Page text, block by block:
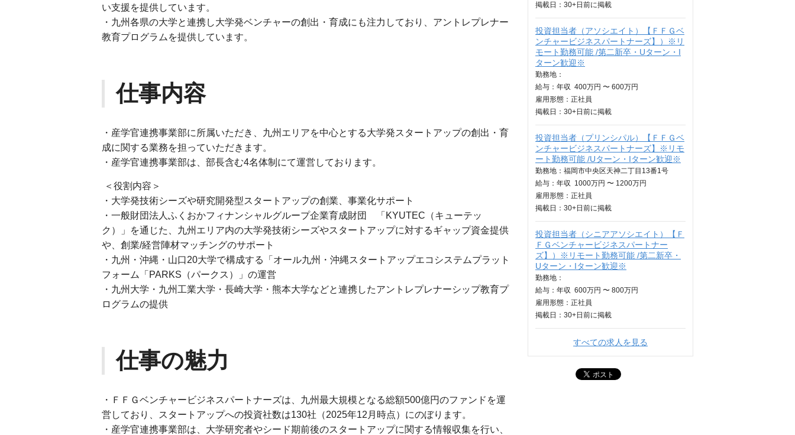
い支援を提供しています。
・九州各県の大学と連携し大学発ベンチャーの創出・育成にも注力しており、アントレプレナー
教育プログラムを提供しています。
仕事内容
・産学官連携事業部に所属いただき、九州エリアを中心とする大学発スタートアップの創出・育
成に関する業務を担っていただきます。
・産学官連携事業部は、部長含む4名体制にて運営しております。
＜役割内容＞
・大学発技術シーズや研究開発型スタートアップの創業、事業化サポート
・一般財団法人ふくおかフィナンシャルグループ企業育成財団 「KYUTEC（キューテッ
ク）」を通じた、九州エリア内の大学発技術シーズやスタートアップに対するギャップ資金提供
や、創業/経営陣材マッチングのサポート
・九州・沖縄・山口20大学で構成する「オール九州・沖縄スタートアップエコシステムプラット
フォーム「PARKS（パークス）」の運営
・九州大学・九州工業大学・長崎大学・熊本大学などと連携したアントレプレナーシップ教育プ
ログラムの提供
仕事の魅力
・ＦＦＧベンチャービジネスパートナーズは、九州最大規模となる総額500億円のファンドを運
営しており、スタートアップへの投資社数は130社（2025年12月時点）にのぼります。
・産学官連携事業部は、大学研究者やシード期前後のスタートアップに関する情報収集を行い、
掲載日： 30+日 前に掲載
投資担当者（アソシエイト）【ＦＦＧベ
ンチャービジネスパートナーズ】）※リ
モート勤務可能 /第二新卒・Uターン・I
ターン歓迎※
勤務地：
給与： 年収 400万円 〜 600万円
雇用形態：正社員
掲載日： 30+日 前に掲載
投資担当者（プリンシパル）【ＦＦＧベ
ンチャービジネスパートナーズ】※リモ
ート勤務可能 /Uターン・Iターン歓迎※
勤務地：福岡市中央区天神二丁目13番1号
給与： 年収 1000万円 〜 1200万円
雇用形態：正社員
掲載日： 30+日 前に掲載
投資担当者（シニアアソシエイト）【Ｆ
ＦＧベンチャービジネスパートナー
ズ】）※リモート勤務可能 /第二新卒・
Uターン・Iターン歓迎※
勤務地：
給与： 年収 600万円 〜 800万円
雇用形態：正社員
掲載日： 30+日 前に掲載
すべての求人を見る